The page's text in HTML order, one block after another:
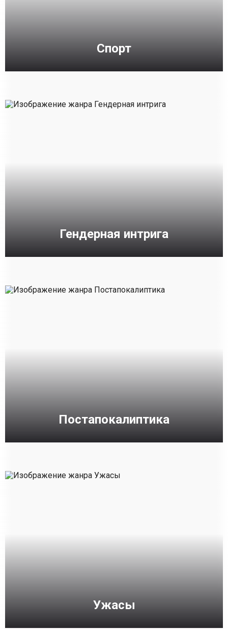
Спорт
Гендерная интрига
Постапокалиптика
Ужасы